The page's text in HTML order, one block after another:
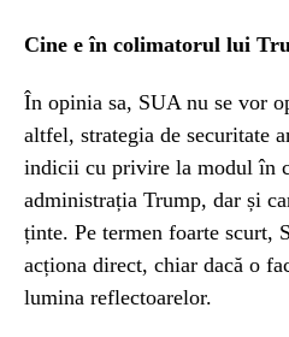
Cine e în colimatorul lui
În opinia sa, SUA nu se vor
altfel, strategia de securitate
indicii cu privire la modul în
administrația Trump, dar și
ținte. Pe termen foarte scurt,
acționa direct, chiar dacă o
lumina reflectoarelor.